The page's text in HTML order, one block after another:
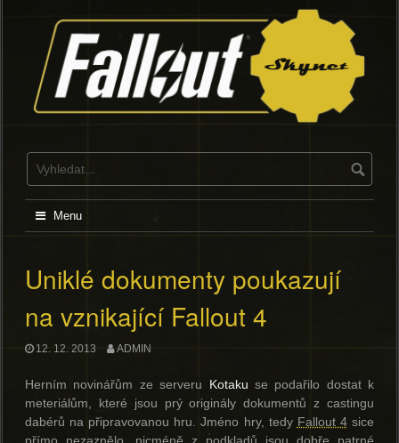
Menu
Uniklé dokumenty poukazují
na vznikající Fallout 4
12. 12. 2013 ADMIN
Herním novinářům ze serveru Kotaku se podařilo dostat k
meteriálům, které jsou prý originály dokumentů z castingu
dabérů na připravovanou hru. Jméno hry, tedy Fallout 4sice